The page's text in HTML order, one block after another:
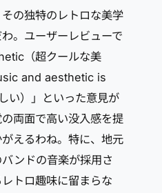
の独特のレトロな美学
。ユーザーレビューで
（超クールな美
and aesthetic is
い）」といった意見が
両面で高い没入感を提
えるわね。特に、地元
ンドの音楽が採用さ
トロ趣味に留まらな